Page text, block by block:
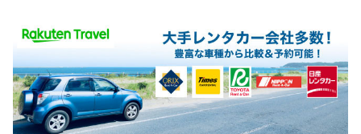
食事場所
朝食 レストラン
夕食 レストラン